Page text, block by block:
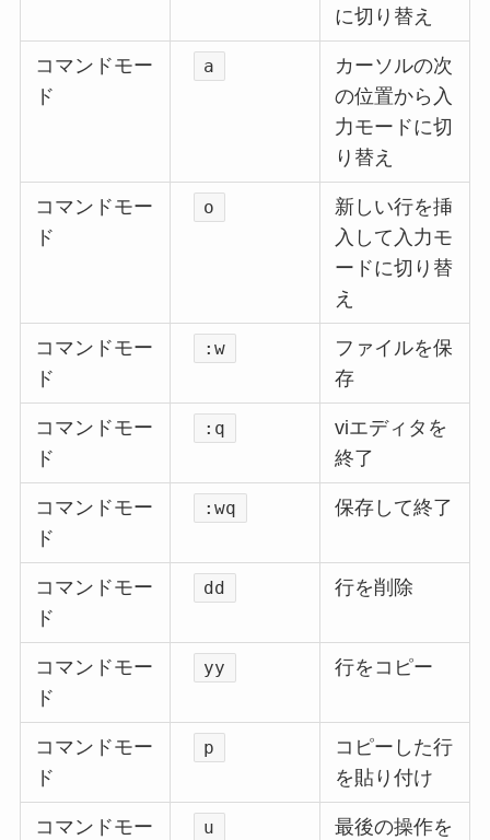
に切り替え
コマンドモー
ド
a
カーソルの次
の位置から入
力モードに切
り替え
コマンドモー
ド
o
新しい行を挿
入して入力モ
ードに切り替
え
コマンドモー
ド
:w
ファイルを保
存
コマンドモー
ド
:q
viエディタを
終了
コマンドモー
ド
:wq 保存して終了
コマンドモー
ド
dd 行を削除
コマンドモー
ド
yy 行をコピー
コマンドモー
ド
p
コピーした行
を貼り付け
コマンドモー
u
最後の操作を